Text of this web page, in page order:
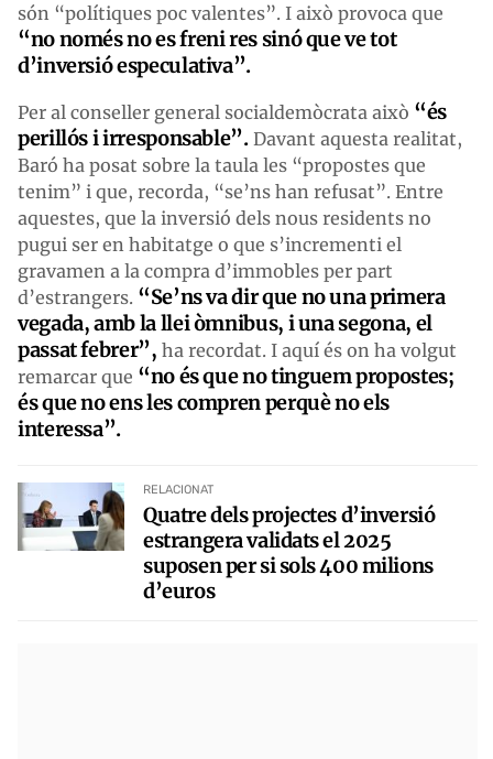
són “polítiques poc valentes”. I això provoca que
“no només no es freni res sinó que ve tot
d’inversió especulativa”.
Per al conseller general socialdemòcrata això “és
perillós i irresponsable”.Davant aquesta realitat,
Baró ha posat sobre la taula les “propostes que
tenim” i que, recorda, “se’ns han refusat”. Entre
aquestes, que la inversió dels nous residents no
pugui ser en habitatge o que s’incrementi el
gravamen a la compra d’immobles per part
d’estrangers. “Se’ns va dir que no una primera
vegada, amb la llei òmnibus, i una segona, el
passat febrer”, ha recordat. I aquí és on ha volgut
remarcar que “no és que no tinguem propostes;
és que no ens les compren perquè no els
interessa”.
RELACIONAT
Quatre dels projectes d’inversió
estrangera validats el 2025
suposen per si sols 400 milions
d’euros